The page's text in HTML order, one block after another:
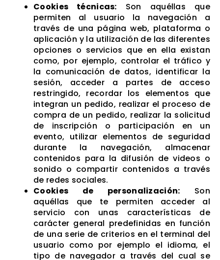
Cookies técnicas: Son aquéllas que
permiten al usuario la navegación a
través de una página web, plataforma o
aplicación y la utilización de las diferentes
opciones o servicios que en ella existan
como, por ejemplo, controlar el tráfico y
la comunicación de datos, identificar la
sesión, acceder a partes de acceso
restringido, recordar los elementos que
integran un pedido, realizar el proceso de
compra de un pedido, realizar la solicitud
de inscripción o participación en un
evento, utilizar elementos de seguridad
durante la navegación, almacenar
contenidos para la difusión de videos o
sonido o compartir contenidos a través
de redes sociales.
Cookies de personalización: Son
aquéllas que te permiten acceder al
servicio con unas características de
carácter general predefinidas en función
de una serie de criterios en el terminal del
usuario como por ejemplo el idioma, el
tipo de navegador a través del cual se